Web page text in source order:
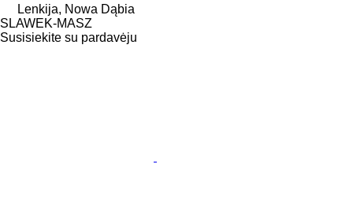
Lenkija, Nowa Dąbia
SLAWEK-MASZ
Susisiekite su pardavėju